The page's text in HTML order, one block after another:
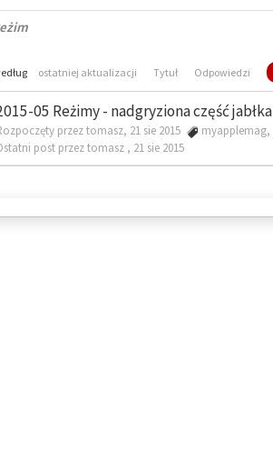
ostatniej aktualizacji Tytuł Odpowiedzi
05 Reżimy - nadgryziona część jabłka
przez tomasz, 21 sie 2015
myapplemag,
post przez tomasz , 21 sie 2015